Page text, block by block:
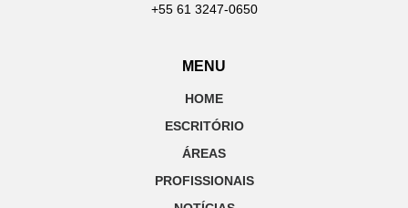
+55 61 3247-0650
MENU
HOME
ESCRITÓRIO
ÁREAS
PROFISSIONAIS